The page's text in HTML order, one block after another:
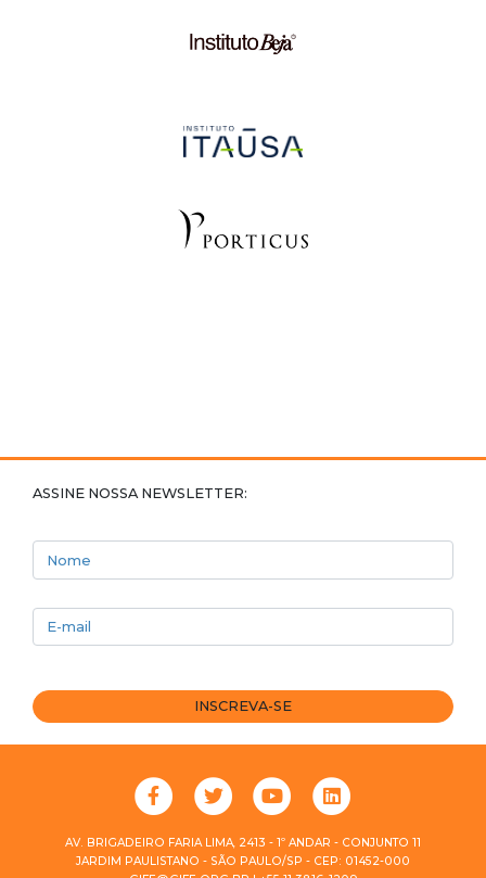
ASSINE NOSSA NEWSLETTER:
INSCREVA-SE
AV. BRIGADEIRO FARIA LIMA, 2413 - 1º ANDAR - CONJUNTO 11
JARDIM PAULISTANO - SÃO PAULO/SP - CEP: 01452-000